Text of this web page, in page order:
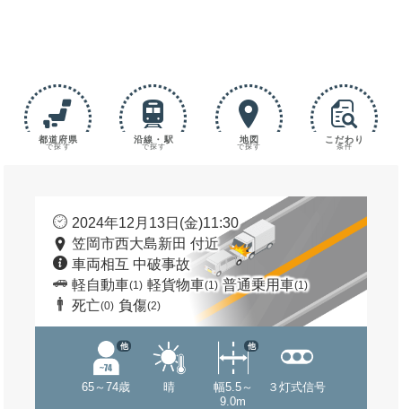
都道府県
で探す
沿線・駅
で探す
地図
で探す
こだわり
条件
2024年12月13日(金)11:30
笠岡市西大島新田 付近
車両相互 中破事故
軽自動車(1) 軽貨物車(1) 普通乗用車(1)
死亡(0) 負傷(2)
65～74歳
他
晴
幅5.5～
9.0m
他
３灯式信号